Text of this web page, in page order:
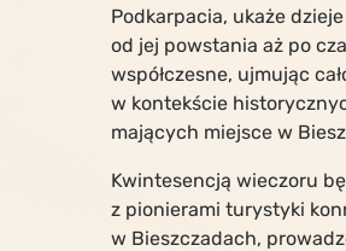
Podkarpacia, ukaże
od jej powstania aż po
współczesne, ujmując
w kontekście
mających miejsce w
Kwintesencją wieczoru
z pionierami turystyki
w Bieszczadach,